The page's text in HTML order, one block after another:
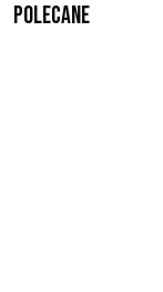
Polecane